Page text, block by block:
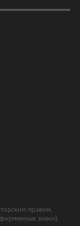
правом,
знаки).